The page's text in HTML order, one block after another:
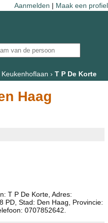
Aanmelden | Maak een profiel
Keukenhoflaan › T P De Korte
Haag
T P De Korte, Adres:
PD, Stad: Den Haag, Provincie:
0707852642.